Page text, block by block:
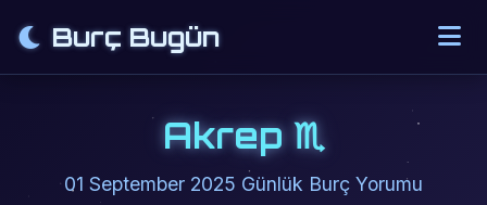
Burç Bugün
Akrep ♏
01 September 2025 Günlük Burç Yorumu